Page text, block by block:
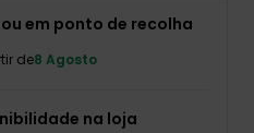
em ponto de recolha
de8 Agosto
na loja